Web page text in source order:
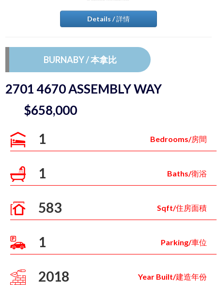
Details / 詳情
BURNABY / 本拿比
2701 4670 ASSEMBLY WAY
$658,000
1 Bedrooms/房間
1 Baths/衛浴
583 Sqft/住房面積
1 Parking/車位
2018 Year Built/建造年份